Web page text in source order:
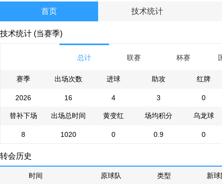
首页 技术统计
技术统计 (当赛季)
总计 联赛 杯赛
赛季 出场次数 进球 助攻 红牌
2026 16 4 3 0
替补下场 出场总时间 黄变红 场均积分 乌龙球
8 1020 0 0.9 0
转会历史
时间 原球队 类型 新球